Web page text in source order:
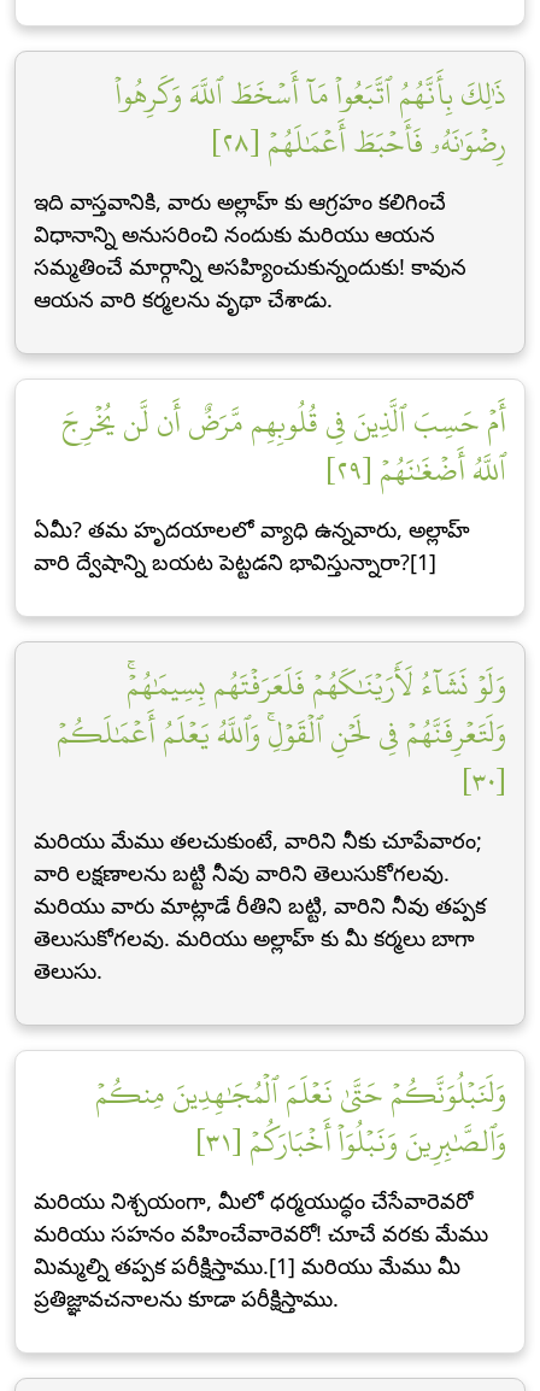
ذَٰلِكَ بِأَنَّهُمُ ٱتَّبَعُواْ مَآ أَسۡخَطَ ٱللَّهَ وَكَرِهُواْ
رِضۡوَٰنَهُۥ فَأَحۡبَطَ أَعۡمَٰلَهُمۡ [٢٨]
ఇది వాస్తవానికి, వారు అల్లాహ్ కు ఆగ్రహం కలిగించే
విధానాన్ని అనుసరించి నందుకు మరియు ఆయన
సమ్మతించే మార్గాన్ని అసహ్యించుకున్నందుకు! కావున
ఆయన వారి కర్మలను వృథా చేశాడు.
أَمۡ حَسِبَ ٱلَّذِينَ فِي قُلُوبِهِم مَّرَضٌ أَن لَّن يُخۡرِجَ
ٱللَّهُ أَضۡغَٰنَهُمۡ [٢٩]
ఏమీ? తమ హృదయాలలో వ్యాధి ఉన్నవారు, అల్లాహ్
వారి ద్వేషాన్ని బయట పెట్టడని భావిస్తున్నారా?[1]
وَلَوۡ نَشَآءُ لَأَرَيۡنَٰكَهُمۡ فَلَعَرَفۡتَهُم بِسِيمَٰهُمۡۚ
وَلَتَعۡرِفَنَّهُمۡ فِي لَحۡنِ ٱلۡقَوۡلِۚ وَٱللَّهُ يَعۡلَمُ أَعۡمَٰلَكُمۡ
[٣٠]
మరియు మేము తలచుకుంటే, వారిని నీకు చూపేవారం;
వారి లక్షణాలను బట్టి నీవు వారిని తెలుసుకోగలవు.
మరియు వారు మాట్లాడే రీతిని బట్టి, వారిని నీవు తప్పక
తెలుసుకోగలవు. మరియు అల్లాహ్ కు మీ కర్మలు బాగా
తెలుసు.
وَلَنَبۡلُوَنَّكُمۡ حَتَّىٰ نَعۡلَمَ ٱلۡمُجَٰهِدِينَ مِنكُمۡ
وَٱلصَّٰبِرِينَ وَنَبۡلُوَاْ أَخۡبَارَكُمۡ [٣١]
మరియు నిశ్చయంగా, మీలో ధర్మయుద్ధం చేసేవారెవరో
మరియు సహనం వహించేవారెవరో! చూచే వరకు మేము
మిమ్మల్ని తప్పక పరీక్షిస్తాము.[1] మరియు మేము మీ
ప్రతిజ్ఞావచనాలను కూడా పరీక్షిస్తాము.